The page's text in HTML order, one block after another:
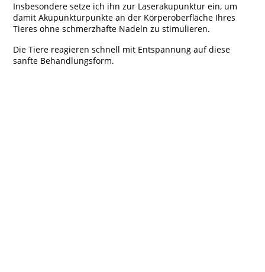
Insbesondere setze ich ihn zur Laserakupunktur ein, um
damit Akupunkturpunkte an der Körperoberfläche Ihres
Tieres ohne schmerzhafte Nadeln zu stimulieren.
Die Tiere reagieren schnell mit Entspannung auf diese
sanfte Behandlungsform.